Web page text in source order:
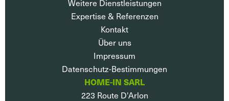
Weitere Dienstleistungen
Expertise & Referenzen
Kontakt
Über uns
Impressum
Datenschutz-Bestimmungen
HOME-IN SARL
223 Route D'Arlon